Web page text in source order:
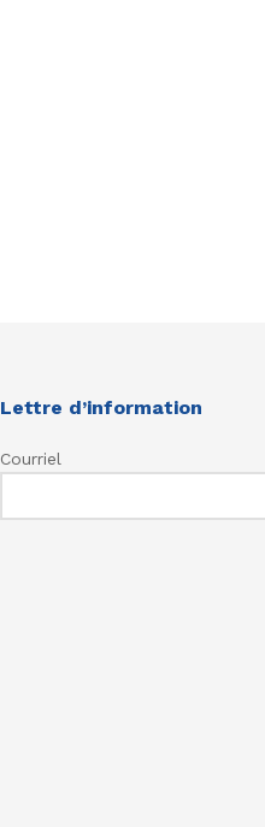
Lettre d’information
Courriel